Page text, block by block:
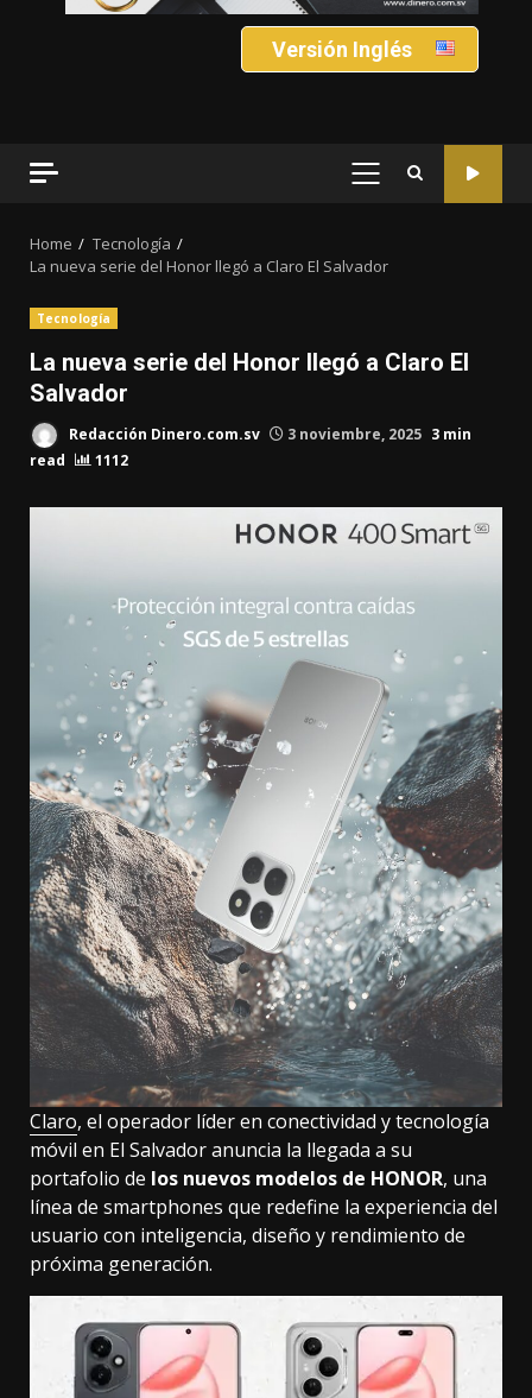
Versión Inglés
PRIMARY
Home
Tecnología
La nueva serie del Honor llegó a Claro El Salvador
Tecnología
La nueva serie del Honor llegó a Claro El
Salvador
Redacción Dinero.com.sv 3 noviembre, 2025 3 min
read
1112
Claro, el operador líder en conectividad y tecnología
móvil en El Salvador anuncia la llegada a su
portafolio de los nuevos modelos de HONOR, una
línea de smartphones que redefine la experiencia del
usuario con inteligencia, diseño y rendimiento de
próxima generación.